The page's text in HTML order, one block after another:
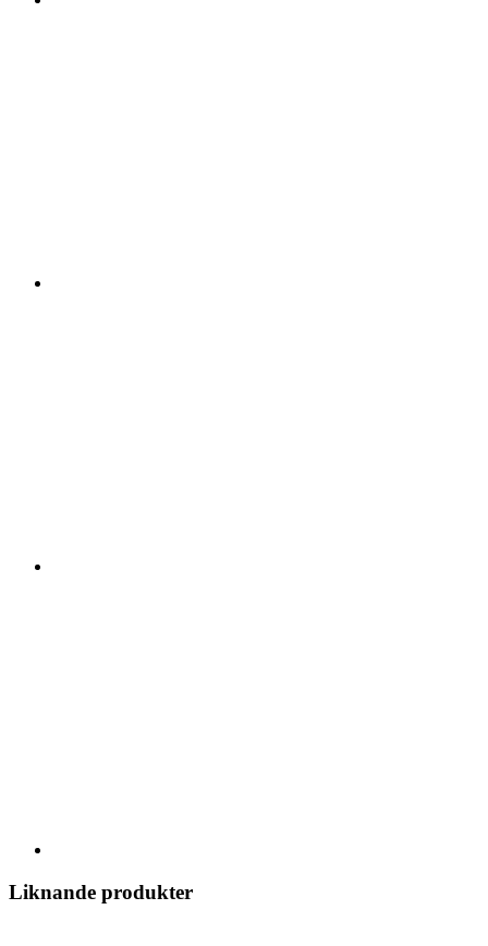
Liknande produkter